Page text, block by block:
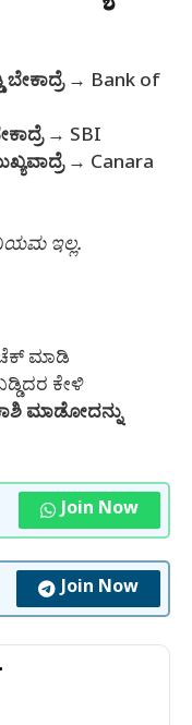
→ Bank of
→ SBI
→ Canara
ಇಲ್ಲ.
ಮಾಡಿ
ಕೇಳಿ
ಮಾಡೋದನ್ನು
Join Now
Join Now